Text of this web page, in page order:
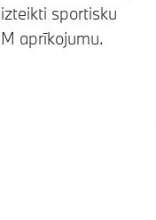
izteikti sportisku
M aprīkojumu.